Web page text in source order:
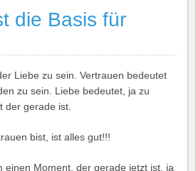
die Basis für
Liebe zu sein. Vertrauen bedeutet
zu sein. Liebe bedeutet, ja zu
der gerade ist.
bist, ist alles gut!!!
einen Moment, der gerade jetzt ist, ja